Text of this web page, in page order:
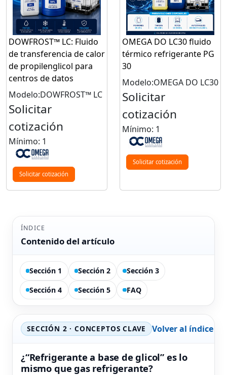
DOWFROST™ LC: Fluido
de transferencia de calor
de propilenglicol para
centros de datos
Modelo:DOWFROST™ LC
Solicitar
cotización
Mínimo: 1
Solicitar cotización
OMEGA DO LC30 fluido
térmico refrigerante PG
30
Modelo:OMEGA DO LC30
Solicitar
cotización
Mínimo: 1
Solicitar cotización
ÍNDICE
Contenido del artículo
Sección 1 Sección 2
Sección 3
Sección 4
Sección 5 FAQ
SECCIÓN 2 · CONCEPTOS CLAVE Volver al índice
¿“Refrigerante a base de glicol” es lo
mismo que gas refrigerante?